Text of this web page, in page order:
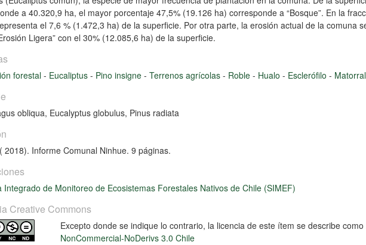
a 40.320,9 ha, el mayor porcentaje 47,5% (19.126 ha) corresponde a “Bosque”. En la
el 7,6 % (1.472,3 ha) de la superficie. Por otra parte, la erosión actual de la comuna
Ligera” con el 30% (12.085,6 ha) de la superficie.
forestal- Eucaliptus - Pino insigne - Terrenos agrícolas - Roble - Hualo - Esclerófilo - Matorral
obliqua, Eucalyptus globulus, Pinus radiata
2018). Informe Comunal Ninhue. 9 páginas.
Integrado de Monitoreo de Ecosistemas Forestales Nativos de Chile (SIMEF)
Creative Commons
Excepto donde se indique lo contrario, la licencia de este ítem se describe como
NonCommercial-NoDerivs 3.0 Chile